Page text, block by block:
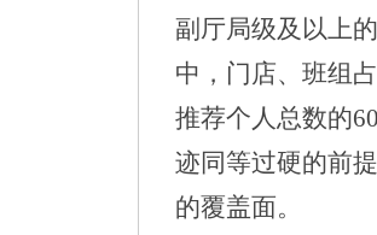
副 厅局级及以上的
中，门店、班组
推荐个人总数的
迹同等过硬的前
的覆盖面。